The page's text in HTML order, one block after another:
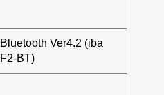
Bluetooth Ver4.2 (iba
F2-BT)